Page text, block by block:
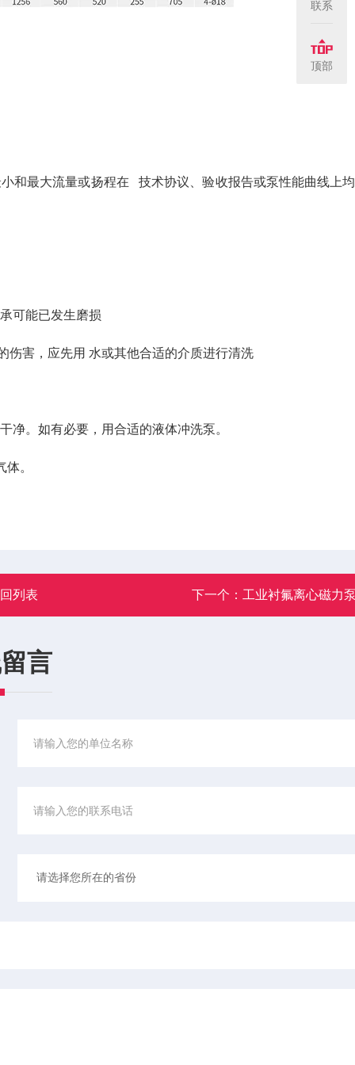
最大流量或扬程在 技术协议、验收报告或泵性能曲线上
可能已发生磨损
害，应先用 水或其他合适的介质进行清洗
。如有必要，用合适的液体冲洗泵。
。
列表 下一个： 工业衬氟离心磁力
言
联系
顶部